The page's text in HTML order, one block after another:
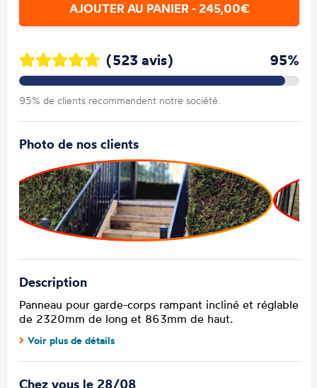
AJOUTER AU PANIER - 245,00€
(523 avis) 95%
95% de clients recommandent notre société.
Photo de nos clients
Description
Panneau pour garde-corps rampant incliné et réglable
de 2320mm de long et 863mm de haut.
Voir plus de détails
Chez vous le 28/08